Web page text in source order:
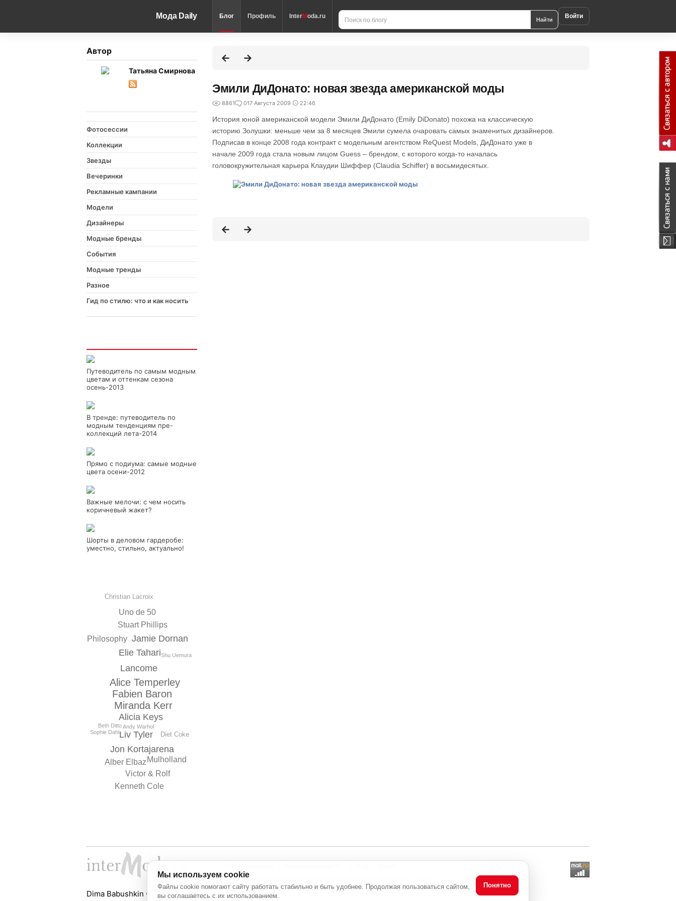
Мода Daily Блог Профиль InterModa.ru Найти Войти
Автор
Татьяна Смирнова
Фотосессии
Коллекции
Звезды
Вечеринки
Рекламные кампании
Модели
Дизайнеры
Модные бренды
События
Модные тренды
Разное
Гид по стилю: что и как носить
Путеводитель по самым модным
цветам и оттенкам сезона
осень-2013
В тренде: путеводитель по
модным тенденциям пре-
коллекций лета-2014
Прямо с подиума: самые модные
цвета осени-2012
Важные мелочи: с чем носить
коричневый жакет?
Шорты в деловом гардеробе:
уместно, стильно, актуально!
Fabien Baron
Miranda Kerr
Alice Temperley
Lancome
Alicia Keys
Elie Tahari
Liv Tyler
Jon Kortajarena
Jamie Dornan
Stuart Phillips
Alber Elbaz
Uno de 50
Mulholland
Victor & Rolf
Kenneth Cole
Philosophy
Diet Coke
Christian Lacroix
Andy Warhol
Beth Ditto
Shu Uemura
Sophie Dahl
Эмили ДиДонато: новая звезда американской моды
8861 017 Августа 2009 22:46
История юной американской модели Эмили ДиДонато (Emily DiDonato) похожа на классическую
историю Золушки: меньше чем за 8 месяцев Эмили сумела очаровать самых знаменитых дизайнеров.
Подписав в конце 2008 года контракт с модельным агентством ReQuest Models, ДиДонато уже в
начале 2009 года стала новым лицом Guess – брендом, с которого когда-то началась
головокружительная карьера Клаудии Шиффер (Claudia Schiffer) в восьмидесятых.
Dima Babushkin © 2000 - 2026
с активной ссылкой на источник
Мы используем cookie
Файлы cookie помогают сайту работать стабильно и быть удобнее. Продолжая пользоваться сайтом,
вы соглашаетесь с их использованием.
Понятно